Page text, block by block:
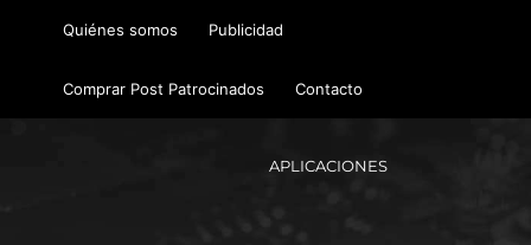
Quiénes somos Publicidad
Comprar Post Patrocinados Contacto
APLICACIONES